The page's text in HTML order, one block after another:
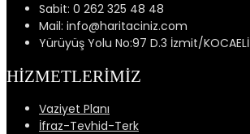
Sabit: 0 262 325 48 48
Mail: info@haritaciniz.com
Yürüyüş Yolu No:97 D.3 İzmit/KOCAELİ
HİZMETLERİMİZ
Vaziyet Planı
İfraz-Tevhid-Terk